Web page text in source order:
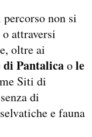
non si
attraversi
oltre ai
di Pantalicaole
Siti di
di
e fauna